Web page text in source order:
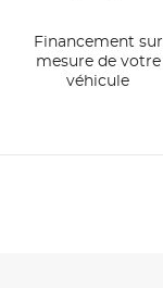
Financement sur
mesure de votre
véhicule